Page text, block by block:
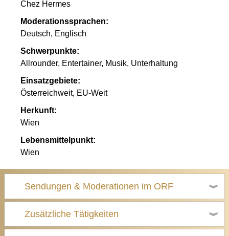
Chez Hermes
Moderationssprachen:
Deutsch, Englisch
Schwerpunkte:
Allrounder, Entertainer, Musik, Unterhaltung
Einsatzgebiete:
Österreichweit, EU-Weit
Herkunft:
Wien
Lebensmittelpunkt:
Wien
Sendungen & Moderationen im ORF
Zusätzliche Tätigkeiten